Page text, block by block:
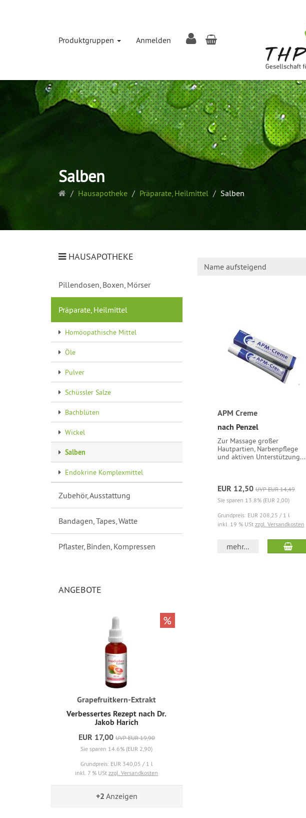
Produktgruppen Anmelden Warenkorb
Salben
Startseite
Hausapotheke Präparate, Heilmittel Salben
Name aufsteigend
APM Creme
nach Penzel
Zur Massage großer
Hautpartien, Narbenpflege
und aktiven Unterstützung...
EUR 12,50 UVP EUR 14,49
Sie sparen 13.8% (EUR 2,00)
Grundpreis: EUR 208,25 / 1 l
inkl. 19 % USt zzgl. Versandkosten
mehr...
HAUSAPOTHEKE
Pillendosen, Boxen, Mörser
Präparate, Heilmittel
Homöopathische Mittel
Öle
Pulver
Schüssler Salze
Bachblüten
Wickel
Salben
Endokrine Komplexmittel
Zubehör, Ausstattung
Bandagen, Tapes, Watte
Pflaster, Binden, Kompressen
ANGEBOTE
Grapefruitkern-Extrakt
Verbessertes Rezept nach Dr.
Jakob Harich
EUR 17,00 UVP EUR 19,90
Sie sparen 14.6% (EUR 2,90)
Grundpreis: EUR 340,05 / 1 l
inkl. 7 % UStzzgl. Versandkosten
%
+2 Anzeigen